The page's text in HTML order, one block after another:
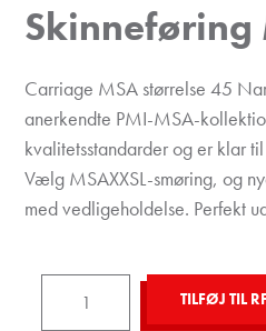
Skinneføring
Carriage MSA størrelse 45
anerkendte PMI-MSA-
kvalitetsstandarder og er klar
Vælg MSAXXSL-smøring, og
med vedligeholdelse. Perfekt
TILFØJ TIL